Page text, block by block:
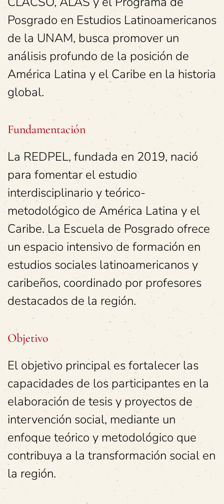
Posgrado en Estudios Latinoamericanos
de la UNAM, busca promover un
análisis profundo de la posición de
América Latina y el Caribe en la historia
global.
Fundamentación
La REDPEL, fundada en 2019, nació
para fomentar el estudio
interdisciplinario y teórico-
metodológico de América Latina y el
Caribe. La Escuela de Posgrado ofrece
un espacio intensivo de formación en
estudios sociales latinoamericanos y
caribeños, coordinado por profesores
destacados de la región.
Objetivo
El objetivo principal es fortalecer las
capacidades de los participantes en la
elaboración de tesis y proyectos de
intervención social, mediante un
enfoque teórico y metodológico que
contribuya a la transformación social en
la región.